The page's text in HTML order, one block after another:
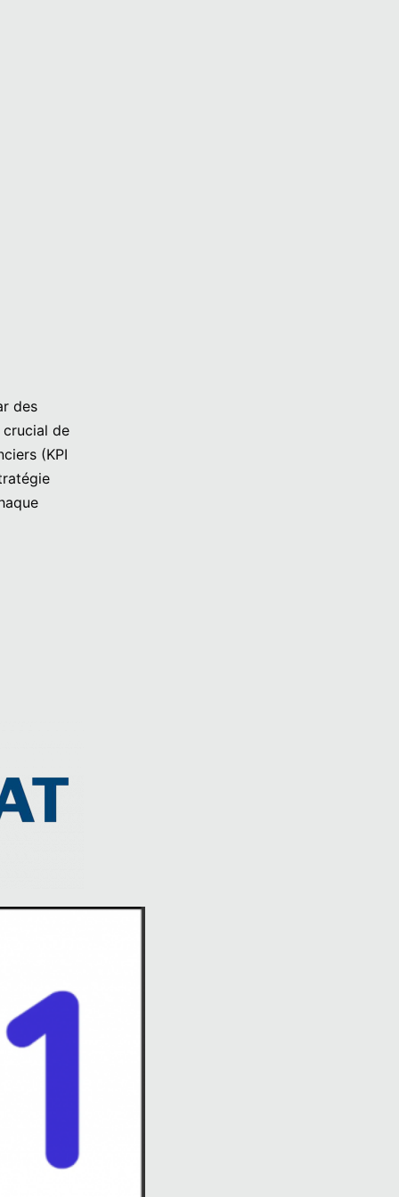
des
crucial de
(KPI